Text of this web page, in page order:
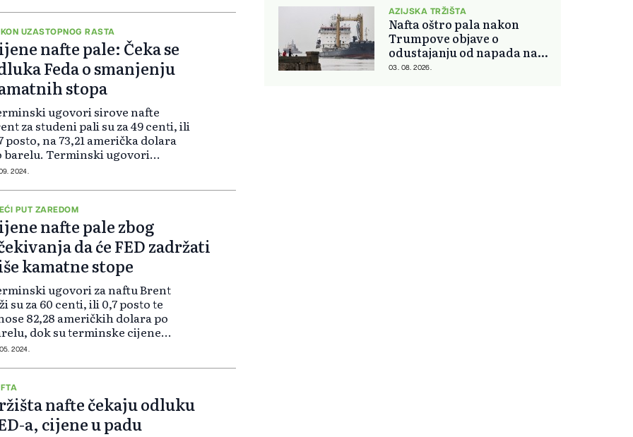
realizaci...
UZASTOPNOG RASTA
nafte pale: Čeka se
Feda o smanjenju
stopa
ugovori sirove nafte
za studeni pali su za 49 centi, ili
posto, na 73,21 američka dolara
barelu. Terminski ugovori
sirove nafte (WTI) za
70,69 dolara po barelu. “S...
2024.
PUT ZAREDOM
nafte pale zbog
da će FED zadržati
kamatne stope
ugovori za naftu Brent
su za 60 centi, ili 0,7 posto te
82,28 američkih dolara po
dok su terminske cijene
zapadno teksaške srednje
posto. Njihova cijena je...
2024.
nafte čekaju odluku
a, cijene u padu
AZIJSKA TRŽIŠTA
Nafta oštro pala nakon
Trumpove objave o
odustajanju od napada na
Iran
03. 08. 2026.